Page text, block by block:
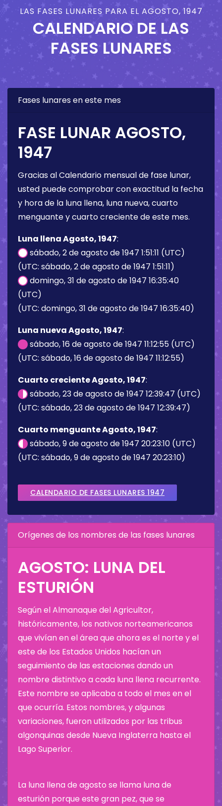
LAS FASES LUNARES PARA EL AGOSTO, 1947
CALENDARIO DE LAS
FASES LUNARES
Fases lunares en este mes
FASE LUNAR AGOSTO,
1947
Gracias al Calendario mensual de fase lunar,
usted puede comprobar con exactitud la fecha
y hora de la luna llena, luna nueva, cuarto
menguante y cuarto creciente de este mes.
Luna llena Agosto, 1947:
sábado, 2 de agosto de 1947 1:51:11 (UTC)
(UTC: sábado, 2 de agosto de 1947 1:51:11)
domingo, 31 de agosto de 1947 16:35:40
(UTC)
(UTC: domingo, 31 de agosto de 1947 16:35:40)
Luna nueva Agosto, 1947:
sábado, 16 de agosto de 1947 11:12:55 (UTC)
(UTC: sábado, 16 de agosto de 1947 11:12:55)
Cuarto creciente Agosto, 1947:
sábado, 23 de agosto de 1947 12:39:47 (UTC)
(UTC: sábado, 23 de agosto de 1947 12:39:47)
Cuarto menguante Agosto, 1947:
sábado, 9 de agosto de 1947 20:23:10 (UTC)
(UTC: sábado, 9 de agosto de 1947 20:23:10)
CALENDARIO DE FASES LUNARES 1947
Orígenes de los nombres de las fases lunares
AGOSTO: LUNA DEL
ESTURIÓN
Según el Almanaque del Agricultor,
históricamente, los nativos norteamericanos
que vivían en el área que ahora es el norte y el
este de los Estados Unidos hacían un
seguimiento de las estaciones dando un
nombre distintivo a cada luna llena recurrente.
Este nombre se aplicaba a todo el mes en el
que ocurría. Estos nombres, y algunas
variaciones, fueron utilizados por las tribus
algonquinas desde Nueva Inglaterra hasta el
Lago Superior.
La luna llena de agosto se llama luna de
esturión porque este gran pez, que se